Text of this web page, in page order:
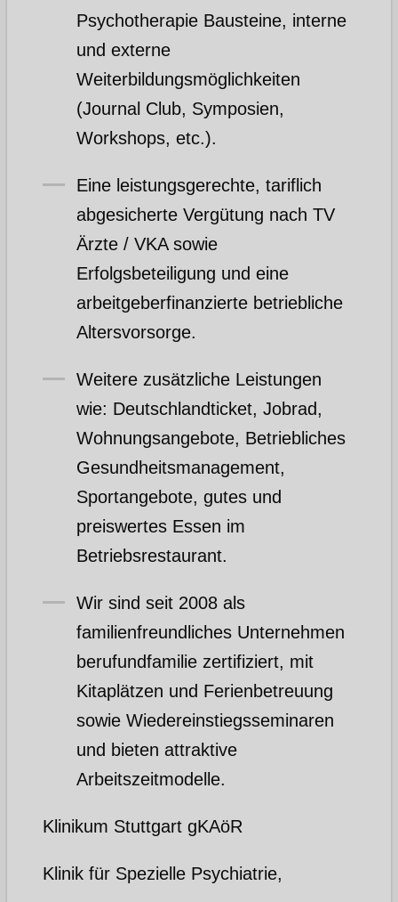
Psychotherapie Bausteine, interne
und externe
Weiterbildungsmöglichkeiten
(Journal Club, Symposien,
Workshops, etc.).
Eine leistungsgerechte, tariflich
abgesicherte Vergütung nach TV
Ärzte / VKA sowie
Erfolgsbeteiligung und eine
arbeitgeberfinanzierte betriebliche
Altersvorsorge.
Weitere zusätzliche Leistungen
wie: Deutschlandticket, Jobrad,
Wohnungsangebote, Betriebliches
Gesundheitsmanagement,
Sportangebote, gutes und
preiswertes Essen im
Betriebsrestaurant.
Wir sind seit 2008 als
familienfreundliches Unternehmen
berufundfamilie zertifiziert, mit
Kitaplätzen und Ferienbetreuung
sowie Wiedereinstiegsseminaren
und bieten attraktive
Arbeitszeitmodelle.
Klinikum Stuttgart gKAöR
Klinik für Spezielle Psychiatrie,